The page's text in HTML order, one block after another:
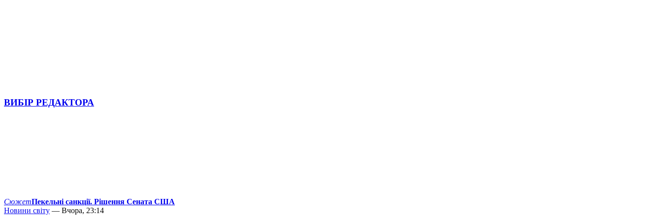
ВИБІР РЕДАКТОРА
СюжетПекельні санкції. Рішення Сената США
Новини світу — Вчора, 23:14